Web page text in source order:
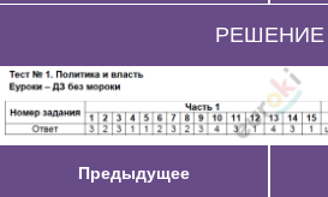
РЕШЕНИЕ
Предыдущее